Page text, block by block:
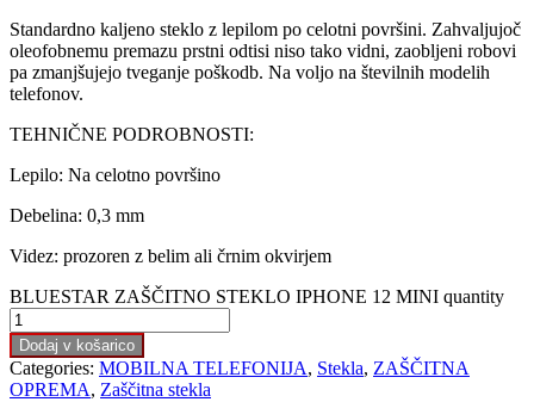
Standardno kaljeno steklo z lepilom po celotni površini. Zahvaljujoč
oleofobnemu premazu prstni odtisi niso tako vidni, zaobljeni robovi
pa zmanjšujejo tveganje poškodb. Na voljo na številnih modelih
telefonov.
TEHNIČNE PODROBNOSTI:
Lepilo: Na celotno površino
Debelina: 0,3 mm
Videz: prozoren z belim ali črnim okvirjem
BLUESTAR ZAŠČITNO STEKLO IPHONE 12 MINI quantity
Dodaj v košarico
Categories: MOBILNA TELEFONIJA, Stekla, ZAŠČITNA
OPREMA, Zaščitna stekla